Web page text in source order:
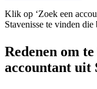
Klik op ‘Zoek een
Stavenisse te vinden die
Redenen om
accountant uit